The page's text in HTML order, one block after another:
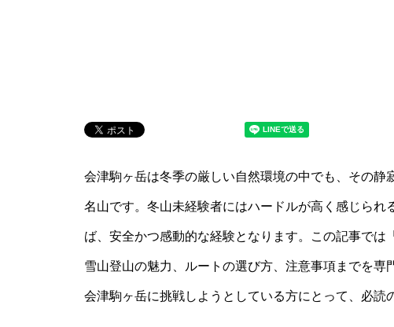
会津駒ヶ岳は冬季の厳しい自然環境の中でも、その
名山です。冬山未経験者にはハードルが高く感じられ
ば、安全かつ感動的な経験となります。この記事では
雪山登山の魅力、ルートの選び方、注意事項までを
会津駒ヶ岳に挑戦しようとしている方にとって、必読